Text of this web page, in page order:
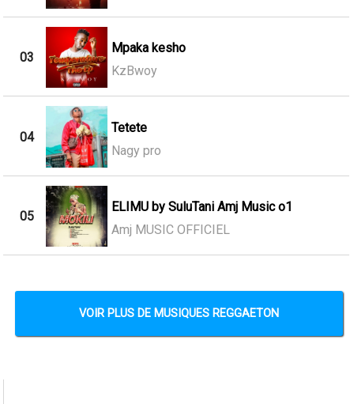
03
Mpaka kesho
KzBwoy
04
Tetete
Nagy pro
05
ELIMU by SuluTani Amj Music o1
Amj MUSIC OFFICIEL
VOIR PLUS DE MUSIQUES REGGAETON